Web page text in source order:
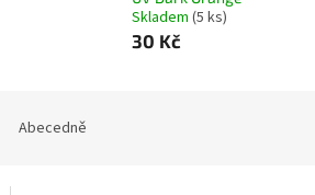
Skladem (5 ks)
30 Kč
Abecedně